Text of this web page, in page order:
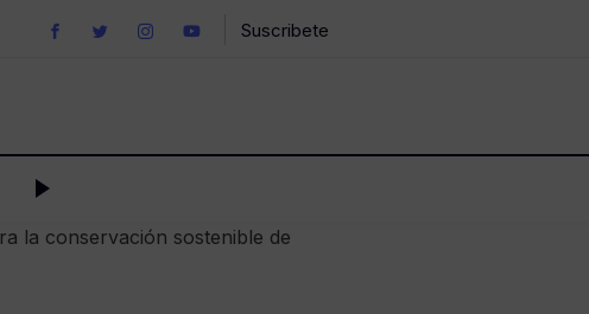
Suscribete